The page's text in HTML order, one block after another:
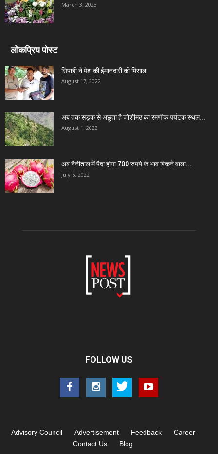
March 3, 2023
लोकप्रिय पोस्ट
सिपाही ने पेश की ईमानदारी की मिसाल
August 17, 2022
अब तक सड़क से अछूता है जोशीमठ का रमणीक पर्यटक स्थल...
August 1, 2022
अब नैनीताल में पैदा होगा 700 रुपये के भाव बिकने वाला...
July 6, 2022
FOLLOW US
Advisory Council Advertisement Feedback
Career
Contact Us
Blog